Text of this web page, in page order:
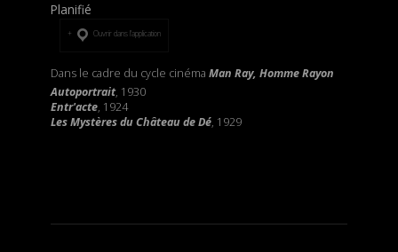
Planifié
Ouvrir dans l’application
Dans le cadre du cycle cinéma Man Ray, Homme Rayon
Autoportrait, 1930
Entr'acte, 1924
Les Mystères du Château de Dé, 1929